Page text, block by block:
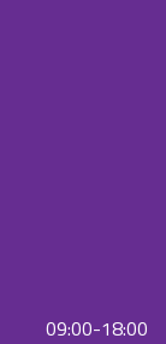
09:00-18:00